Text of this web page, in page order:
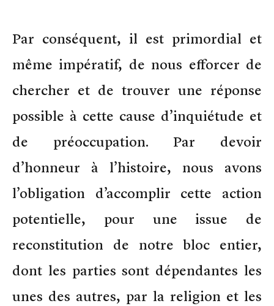
Par conséquent, il est primordial et
même impératif, de nous efforcer de
chercher et de trouver une réponse
possible à cette cause d’inquiétude et
de préoccupation. Par devoir
d’honneur à l’histoire, nous avons
l’obligation d’accomplir cette action
potentielle, pour une issue de
reconstitution de notre bloc entier,
dont les parties sont dépendantes les
unes des autres, par la religion et les